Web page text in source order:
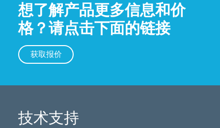
想了解产品更多信息和价
格？请点击下面的链接
获取报价
技术支持